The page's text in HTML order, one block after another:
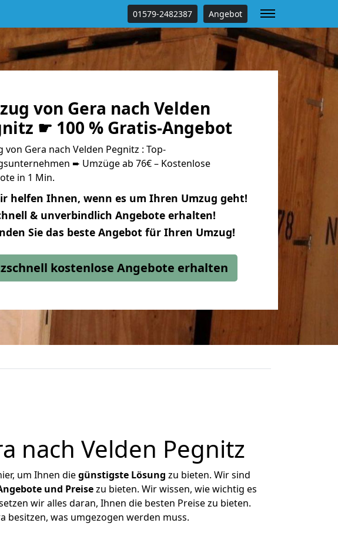
01579-2482387 Angebot
von Gera nach Velden
☛ 100 % Gratis-Angebot
von Gera nach Velden Pegnitz : Top-
➨ Umzüge ab 76€ – Kostenlose
in 1 Min.
helfen Ihnen, wenn es um Ihren Umzug geht!
& unverbindlich Angebote erhalten!
Sie das beste Angebot für Ihren Umzug!
kostenlose Angebote erhalten
nach Velden Pegnitz
um Ihnen diegünstigste Lösung zu bieten. Wir sind
und Preisezu bieten. Wir wissen, wie wichtig es
wir alles daran, Ihnen die besten Preise zu bieten.
besitzen, was umgezogen werden muss.